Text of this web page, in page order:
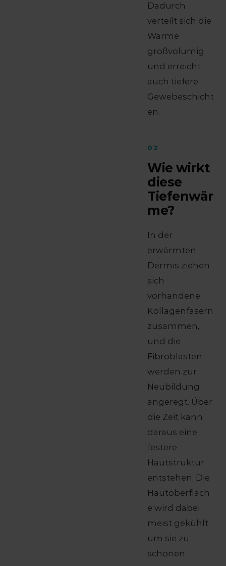
Dadurch
verteilt sich die
Wärme
großvolumig
und erreicht
auch tiefere
Gewebeschicht
en.
02
Wie wirkt
diese
Tiefenwär
me?
In der
erwärmten
Dermis ziehen
sich
vorhandene
Kollagenfasern
zusammen,
und die
Fibroblasten
werden zur
Neubildung
angeregt. Über
die Zeit kann
daraus eine
festere
Hautstruktur
entstehen. Die
Hautoberfläch
e wird dabei
meist gekühlt,
um sie zu
schonen.